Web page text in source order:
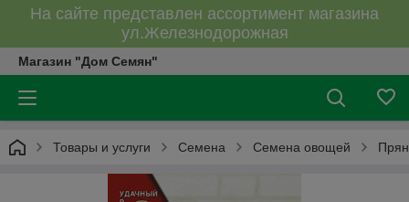
На сайте представлен ассортимент магазина
ул.Железнодорожная
Магазин "Дом Семян"
Товары и услуги Семена Семена овощей